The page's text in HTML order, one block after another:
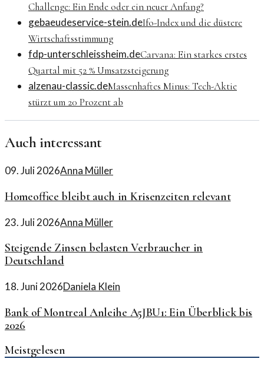
Challenge: Ein Ende oder ein neuer Anfang?
gebaeudeservice-stein.deIfo-Index und die düstere
Wirtschaftsstimmung
fdp-unterschleissheim.deCarvana: Ein starkes erstes
Quartal mit 52 % Umsatzsteigerung
alzenau-classic.deMassenhaftes Minus: Tech-Aktie
stürzt um 20 Prozent ab
Auch interessant
09. Juli 2026Anna Müller
Homeoffice bleibt auch in Krisenzeiten relevant
23. Juli 2026Anna Müller
Steigende Zinsen belasten Verbraucher in
Deutschland
18. Juni 2026Daniela Klein
Bank of Montreal Anleihe A5JBU1: Ein Überblick bis
2026
Meistgelesen